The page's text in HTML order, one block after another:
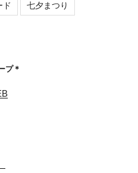
ド 七夕まつり
プ＊